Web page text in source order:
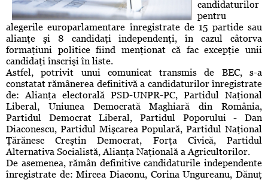
candidaturilor
pentru
alegerile europarlamentare înregistrate de 15 partide sau
alianţe şi 8 candidaţi independenţi, în cazul câtorva
formaţiuni politice fiind menţionat că fac excepţie unii
candidaţi înscrişi în liste.
Astfel, potrivit unui comunicat transmis de BEC, s-a
constatat rămânerea definitivă a candidaturilor înregistrate
de: Alianţa electorală PSD-UNPR-PC, Partidul Naţional
Liberal, Uniunea Democrată Maghiară din România,
Partidul Democrat Liberal, Partidul Poporului - Dan
Diaconescu, Partidul Mişcarea Populară, Partidul Naţional
Ţărănesc Creştin Democrat, Forţa Civică, Partidul
Alternativa Socialistă, Alianţa Naţională a Agricultorilor.
De asemenea, rămân definitive candidaturile independente
înregistrate de:Mircea Diaconu, Corina Ungureanu,Dănuţ